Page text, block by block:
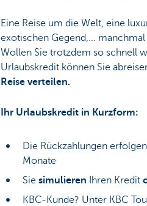
Eine Reise um die Welt, eine
exotischen Gegend,...
Wollen Sie trotzdem so schnell
Urlaubskredit können Sie
Reise verteilen.
Ihr Urlaubskredit in Kurzform:
Die Rückzahlungen erfolgen
Monate
Sie simulieren Ihren Kredit
KBC-Kunde? Unter KBC